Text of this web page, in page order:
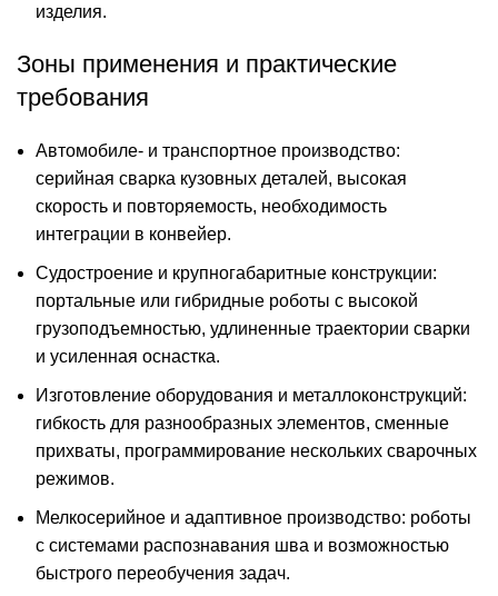
изделия.
Зоны применения и практические
требования
Автомобиле- и транспортное производство:
серийная сварка кузовных деталей, высокая
скорость и повторяемость, необходимость
интеграции в конвейер.
Судостроение и крупногабаритные конструкции:
портальные или гибридные роботы с высокой
грузоподъемностью, удлиненные траектории сварки
и усиленная оснастка.
Изготовление оборудования и металлоконструкций:
гибкость для разнообразных элементов, сменные
прихваты, программирование нескольких сварочных
режимов.
Мелкосерийное и адаптивное производство: роботы
с системами распознавания шва и возможностью
быстрого переобучения задач.